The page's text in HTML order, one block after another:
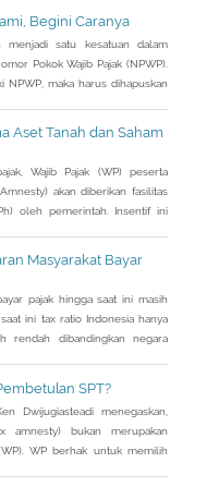
Begini Caranya
menjadi satu kesatuan dalam
Pokok Wajib Pajak (NPWP).
maka harus dihapuskan
Aset Tanah dan Saham
Wajib Pajak (WP) peserta
akan diberikan fasilitas
oleh pemerintah. Insentif ini
Masyarakat Bayar
pajak hingga saat ini masih
ini tax ratio Indonesia hanya
rendah dibandingkan negara
SPT?
Dwijugiasteadi menegaskan,
amnesty) bukan merupakan
WP berhak untuk memilih